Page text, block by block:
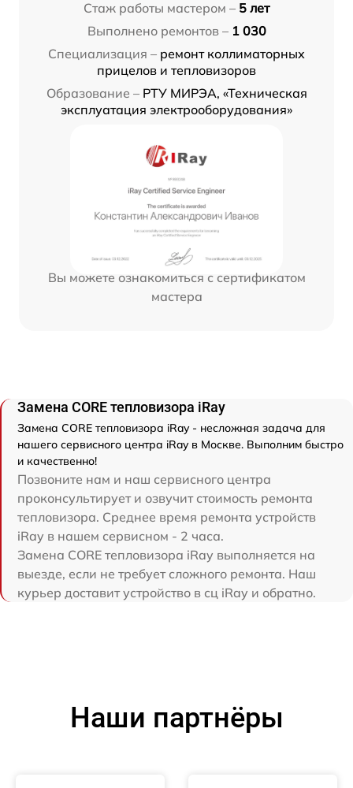
Стаж работы мастером – 5 лет
Выполнено ремонтов – 1 030
Специализация – ремонт коллиматорных
прицелов и тепловизоров
Образование – РТУ МИРЭА, «Техническая
эксплуатация электрооборудования»
Вы можете ознакомиться с сертификатом
мастера
Замена CORE тепловизора iRay
Замена CORE тепловизора iRay - несложная задача для
нашего сервисного центра iRay в Москве. Выполним быстро
и качественно!
Позвоните нам и наш сервисного центра
проконсультирует и озвучит стоимость ремонта
тепловизора. Среднее время ремонта устройств
iRay в нашем сервисном - 2 часа.
Замена CORE тепловизора iRay выполняется на
выезде, если не требует сложного ремонта. Наш
курьер доставит устройство в сц iRay и обратно.
Наши партнёры